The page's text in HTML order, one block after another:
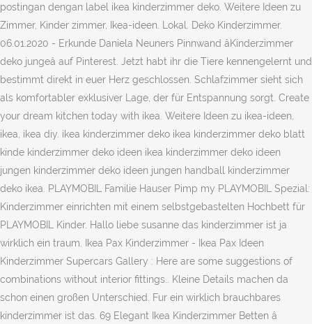
postingan dengan label ikea kinderzimmer deko. Weitere Ideen zu
Zimmer, Kinder zimmer, Ikea-ideen. Lokal. Deko Kinderzimmer.
06.01.2020 - Erkunde Daniela Neuners Pinnwand âKinderzimmer
deko jungeâ auf Pinterest. Jetzt habt ihr die Tiere kennengelernt und
bestimmt direkt in euer Herz geschlossen. Schlafzimmer sieht sich
als komfortabler exklusiver Lage, der für Entspannung sorgt. Create
your dream kitchen today with ikea. Weitere Ideen zu ikea-ideen,
ikea, ikea diy. ikea kinderzimmer deko ikea kinderzimmer deko blatt
kinde kinderzimmer deko ideen ikea kinderzimmer deko ideen
jungen kinderzimmer deko ideen jungen handball kinderzimmer
deko ikea. PLAYMOBIL Familie Hauser Pimp my PLAYMOBIL Spezial:
Kinderzimmer einrichten mit einem selbstgebastelten Hochbett für
PLAYMOBIL Kinder. Hallo liebe susanne das kinderzimmer ist ja
wirklich ein traum. Ikea Pax Kinderzimmer - Ikea Pax Ideen
Kinderzimmer Supercars Gallery : Here are some suggestions of
combinations without interior fittings.. Kleine Details machen da
schon einen großen Unterschied. Fur ein wirklich brauchbares
kinderzimmer ist das. 69 Elegant Ikea Kinderzimmer Betten â